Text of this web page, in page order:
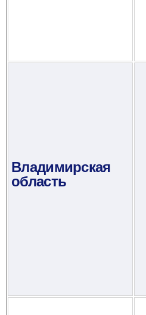
Владимирская
область